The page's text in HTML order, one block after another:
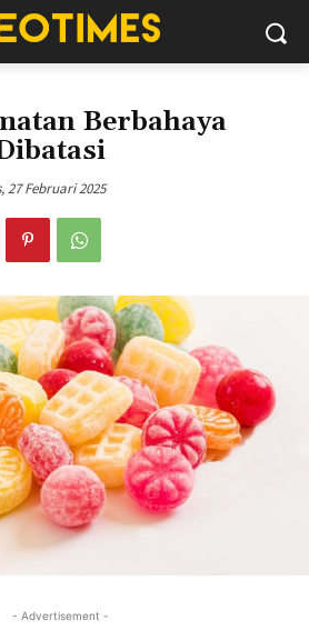
Berbahaya
27 Februari 2025
- Advertisement -